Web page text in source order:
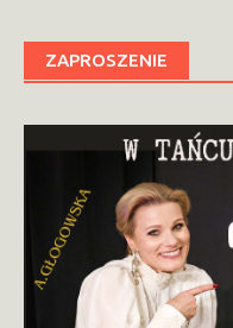
ZAPROSZENIE